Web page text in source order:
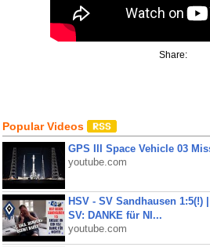
Share:
Popular Videos
GPS III Space Vehicle 03
youtube.com
HSV - SV Sandhausen 1:5(!)
SV: DANKE für NI...
youtube.com